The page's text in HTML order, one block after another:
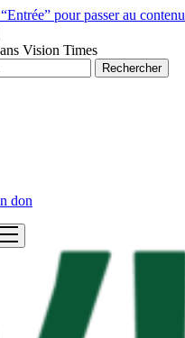
pour passer au contenu
Vision Times
don